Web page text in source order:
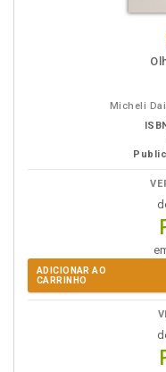
Micheli
ADICIONAR AO
CARRINHO